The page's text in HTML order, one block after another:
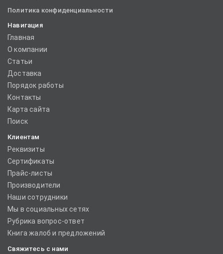
Политика конфиденциальности
Навигация
Главная
О компании
Статьи
Доставка
Порядок работы
Контакты
Карта сайта
Поиск
Клиентам
Реквизиты
Сертификаты
Прайс-листы
Производители
Наши сотрудники
Мы в социальных сетях
Рубрика вопрос-ответ
Книга жалоб и предложений
Свяжитесь с нами